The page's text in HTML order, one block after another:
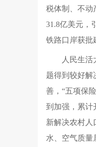
税体制、不动
31.8亿美元，
铁路口岸获批
人民生
题得到较好解
善，“五项保
到加强，累计
新解决农村人
水、空气质量